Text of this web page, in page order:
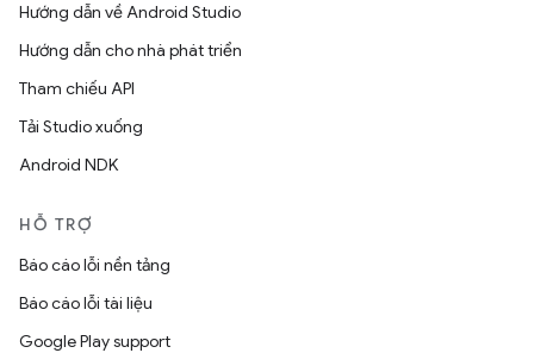
Hướng dẫn về Android Studio
Hướng dẫn cho nhà phát triển
Tham chiếu API
Tải Studio xuống
Android NDK
HỖ TRỢ
Báo cáo lỗi nền tảng
Báo cáo lỗi tài liệu
Google Play support